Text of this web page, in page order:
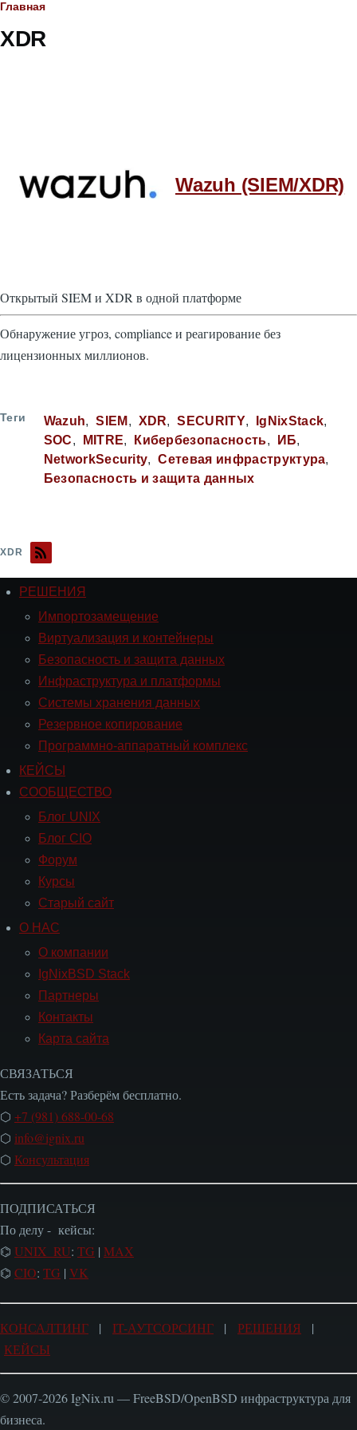
Строка
навигации
Главная
XDR
Wazuh (SIEM/XDR)
Открытый SIEM и XDR в одной платформе
Обнаружение угроз, compliance и реагирование без
лицензионных миллионов.
Теги Wazuh SIEM XDR SECURITY
IgNixStack
SOC
MITRE Кибербезопасность
ИБ
NetworkSecurity
Сетевая инфраструктура
Безопасность и защита данных
XDR
Навигация
РЕШЕНИЯ
РЕШЕНИЯ
Импортозамещение
Виртуализация и контейнеры
Безопасность и защита данных
Инфраструктура и платформы
Системы хранения данных
Резервное копирование
Программно-аппаратный комплекс
Навигация
СООБЩЕСТВО
КЕЙСЫ
СООБЩЕСТВО
Блог UNIX
Блог CIO
Форум
Курсы
Старый сайт
Навигация
О НАС
О компании
IgNixBSD Stack
Партнеры
Контакты
Карта сайта
СВЯЗАТЬСЯ
Есть задача? Разберём бесплатно.
⬡ +7 (981) 688-00-68
⬡ info@ignix.ru
⬡ Консультация
ПОДПИСАТЬСЯ
По делу - кейсы:
⌬ UNIX_RU: TG | MAX
⌬ CIO: TG | VK
КОНСАЛТИНГ | IT-АУТСОРСИНГ | РЕШЕНИЯ |
КЕЙСЫ
© 2007-2026 IgNix.ru — FreeBSD/OpenBSD инфраструктура для
бизнеса.